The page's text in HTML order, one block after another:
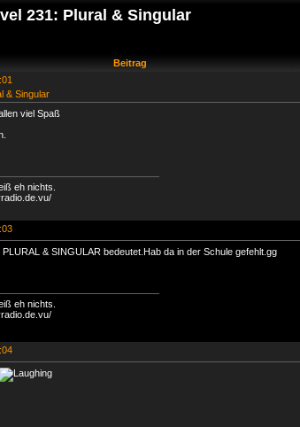
231: Plural & Singular
Beitrag
& Singular
viel Spaß
eh nichts.
& SINGULAR bedeutet.Hab da in der Schule gefehlt.gg
eh nichts.